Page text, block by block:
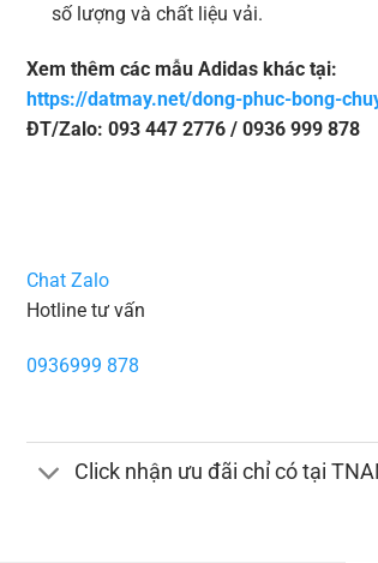
số lượng và chất liệu vải.
Xem thêm các mẫu Adidas khác tại:
https://datmay.net/dong-phuc-bong-
ĐT/Zalo: 093 447 2776 / 0936 999 878
Chat Zalo
Hotline tư vấn
0936999 878
Click nhận ưu đãi chỉ có tại